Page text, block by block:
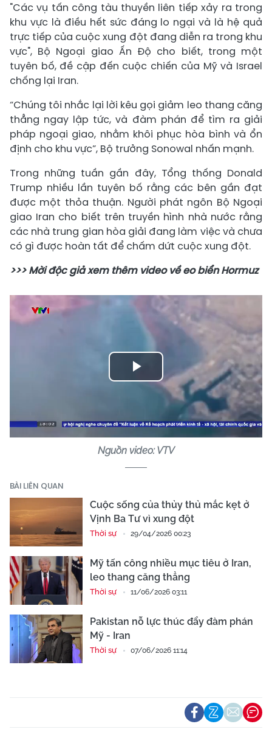
"Các vụ tấn công tàu thuyền liên tiếp xảy ra trong
khu vực là điều hết sức đáng lo ngại và là hệ quả
trực tiếp của cuộc xung đột đang diễn ra trong khu
vực", Bộ Ngoại giao Ấn Độ cho biết, trong một
tuyên bố, đề cập đến cuộc chiến của Mỹ và Israel
chống lại Iran.
“Chúng tôi nhắc lại lời kêu gọi giảm leo thang căng
thẳng ngay lập tức, và đàm phán để tìm ra giải
pháp ngoại giao, nhằm khôi phục hòa bình và ổn
định cho khu vực”, Bộ trưởng Sonowal nhấn mạnh.
Trong những tuần gần đây, Tổng thống Donald
Trump nhiều lần tuyên bố rằng các bên gần đạt
được một thỏa thuận. Người phát ngôn Bộ Ngoại
giao Iran cho biết trên truyền hình nhà nước rằng
các nhà trung gian hòa giải đang làm việc và chưa
có gì được hoàn tất để chấm dứt cuộc xung đột.
>>> Mời độc giả xem thêm video về eo biển Hormuz
Play
Video
Nguồn video: VTV
BÀI LIÊN QUAN
Cuộc sống của thủy thủ mắc kẹt ở
Vịnh Ba Tư vì xung đột
Thời sự 29/04/2026 00:23
Mỹ tấn công nhiều mục tiêu ở Iran,
leo thang căng thẳng
Thời sự 11/06/2026 03:11
Pakistan nỗ lực thúc đẩy đàm phán
Mỹ - Iran
Thời sự 07/06/2026 11:14